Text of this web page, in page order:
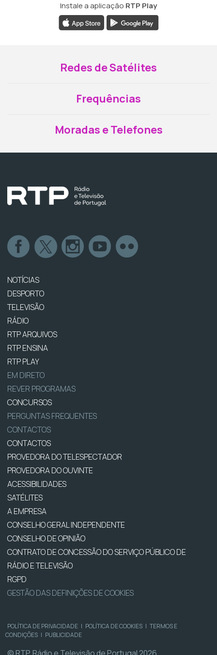
Instale a aplicação RTP Play
Redes de Satélites
Frequências
Moradas e Telefones
NOTÍCIAS
DESPORTO
TELEVISÃO
RÁDIO
RTP ARQUIVOS
RTP ENSINA
RTP PLAY
EM DIRETO
REVER PROGRAMAS
CONCURSOS
PERGUNTAS FREQUENTES
CONTACTOS
CONTACTOS
PROVEDORA DO TELESPECTADOR
PROVEDORA DO OUVINTE
ACESSIBILIDADES
SATÉLITES
A EMPRESA
CONSELHO GERAL INDEPENDENTE
CONSELHO DE OPINIÃO
CONTRATO DE CONCESSÃO DO SERVIÇO PÚBLICO DE
RÁDIO E TELEVISÃO
RGPD
GESTÃO DAS DEFINIÇÕES DE COOKIES
POLÍTICA DE PRIVACIDADE | POLÍTICA DE COOKIES | TERMOS E
CONDIÇÕES | PUBLICIDADE